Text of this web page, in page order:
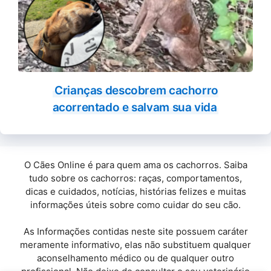
Crianças descobrem cachorro
acorrentado e salvam sua vida
O Cães Online é para quem ama os cachorros. Saiba
tudo sobre os cachorros: raças, comportamentos,
dicas e cuidados, notícias, histórias felizes e muitas
informações úteis sobre como cuidar do seu cão.
As Informações contidas neste site possuem caráter
meramente informativo, elas não substituem qualquer
aconselhamento médico ou de qualquer outro